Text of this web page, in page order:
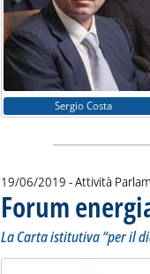
Sergio Costa
19/06/2019 - Attività
Forum
La Carta istitutiva “per il